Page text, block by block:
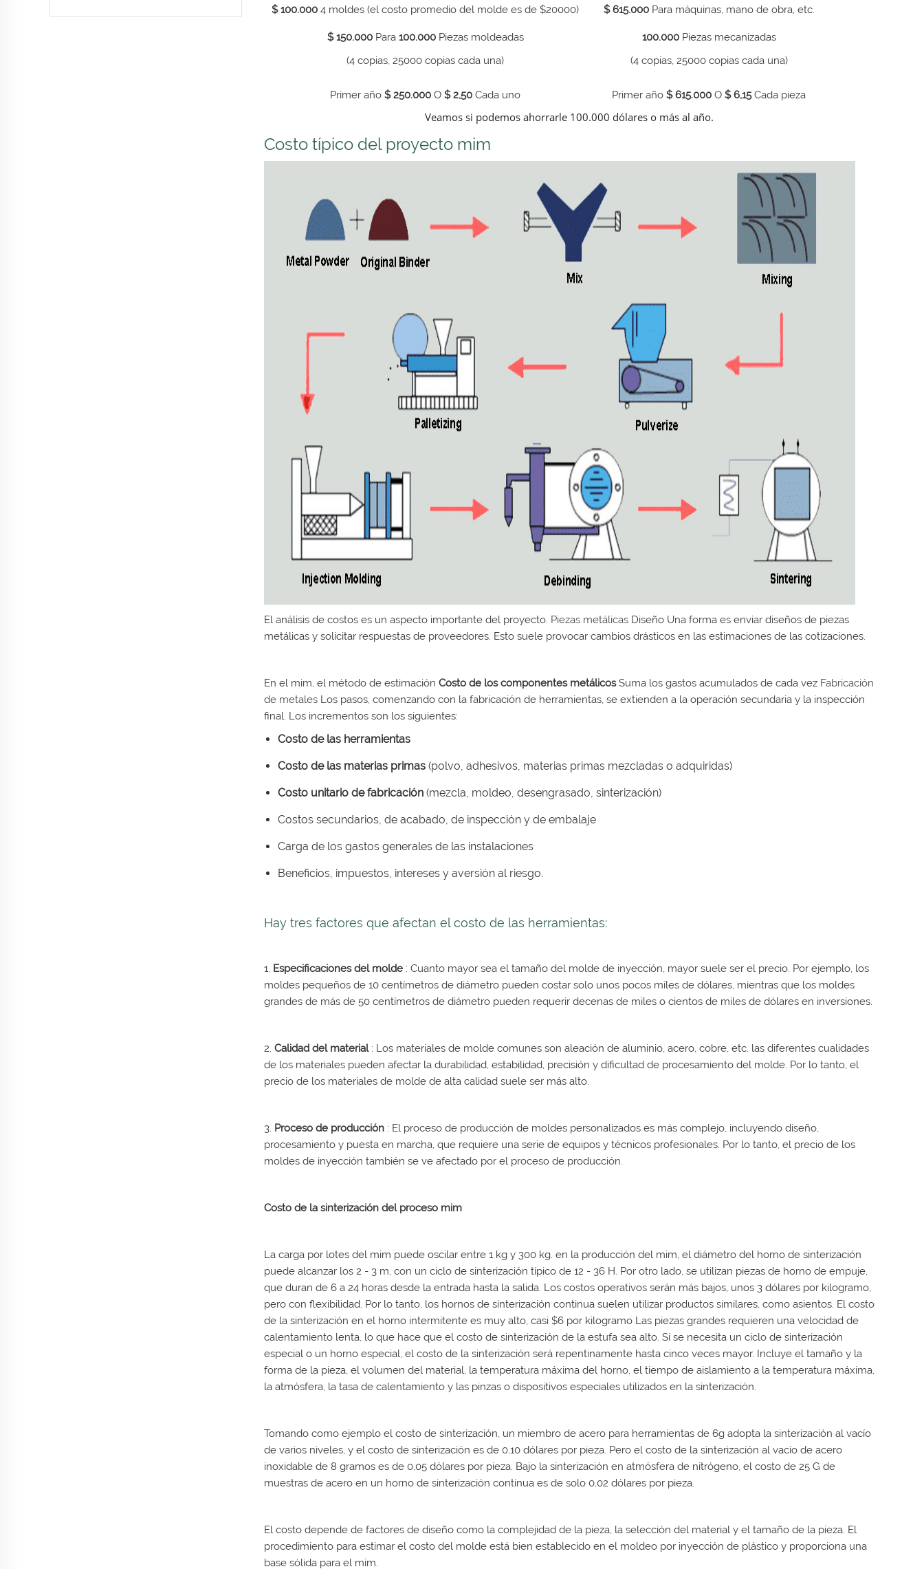
$ 100.000 4 moldes (el costo promedio del molde es de $20000) $ 615.000 Para máquinas, mano de obra, etc.
$ 150.000 Para 100.000 Piezas moldeadas
(4 copias, 25000 copias cada una)
100.000 Piezas mecanizadas
(4 copias, 25000 copias cada una)
Primer año $ 250.000 O $ 2,50 Cada uno Primer año $ 615.000 O $ 6,15Cada pieza
Veamos si podemos ahorrarle 100.000 dólares o más al año.
Costo típico del proyecto mim
El análisis de costos es un aspecto importante del proyecto. Piezas metálicas Diseño Una forma es enviar diseños de piezas
metálicas y solicitar respuestas de proveedores. Esto suele provocar cambios drásticos en las estimaciones de las cotizaciones.
En el mim, el método de estimación Costo de los componentes metálicosSuma los gastos acumulados de cada vez Fabricación
de metales Los pasos, comenzando con la fabricación de herramientas, se extienden a la operación secundaria y la inspección
final. Los incrementos son los siguientes:
Costo de las herramientas
Costo de las materias primas (polvo, adhesivos, materias primas mezcladas o adquiridas)
Costo unitario de fabricación (mezcla, moldeo, desengrasado, sinterización)
Costos secundarios, de acabado, de inspección y de embalaje
Carga de los gastos generales de las instalaciones
Beneficios, impuestos, intereses y aversión al riesgo.
Hay tres factores que afectan el costo de las herramientas:
1. Especificaciones del molde : Cuanto mayor sea el tamaño del molde de inyección, mayor suele ser el precio. Por ejemplo, los
moldes pequeños de 10 centímetros de diámetro pueden costar solo unos pocos miles de dólares, mientras que los moldes
grandes de más de 50 centímetros de diámetro pueden requerir decenas de miles o cientos de miles de dólares en inversiones.
2. Calidad del material : Los materiales de molde comunes son aleación de aluminio, acero, cobre, etc. las diferentes cualidades
de los materiales pueden afectar la durabilidad, estabilidad, precisión y dificultad de procesamiento del molde. Por lo tanto, el
precio de los materiales de molde de alta calidad suele ser más alto.
3. Proceso de producción : El proceso de producción de moldes personalizados es más complejo, incluyendo diseño,
procesamiento y puesta en marcha, que requiere una serie de equipos y técnicos profesionales. Por lo tanto, el precio de los
moldes de inyección también se ve afectado por el proceso de producción.
Costo de la sinterización del proceso mim
La carga por lotes del mim puede oscilar entre 1 kg y 300 kg. en la producción del mim, el diámetro del horno de sinterización
puede alcanzar los 2 - 3 m, con un ciclo de sinterización típico de 12 - 36 H. Por otro lado, se utilizan piezas de horno de empuje,
que duran de 6 a 24 horas desde la entrada hasta la salida. Los costos operativos serán más bajos, unos 3 dólares por kilogramo,
pero con flexibilidad. Por lo tanto, los hornos de sinterización continua suelen utilizar productos similares, como asientos. El costo
de la sinterización en el horno intermitente es muy alto, casi $6 por kilogramo Las piezas grandes requieren una velocidad de
calentamiento lenta, lo que hace que el costo de sinterización de la estufa sea alto. Si se necesita un ciclo de sinterización
especial o un horno especial, el costo de la sinterización será repentinamente hasta cinco veces mayor. Incluye el tamaño y la
forma de la pieza, el volumen del material, la temperatura máxima del horno, el tiempo de aislamiento a la temperatura máxima,
la atmósfera, la tasa de calentamiento y las pinzas o dispositivos especiales utilizados en la sinterización.
Tomando como ejemplo el costo de sinterización, un miembro de acero para herramientas de 6g adopta la sinterización al vacío
de varios niveles, y el costo de sinterización es de 0,10 dólares por pieza. Pero el costo de la sinterización al vacío de acero
inoxidable de 8 gramos es de 0,05 dólares por pieza. Bajo la sinterización en atmósfera de nitrógeno, el costo de 25 G de
muestras de acero en un horno de sinterización continua es de solo 0,02 dólares por pieza.
El costo depende de factores de diseño como la complejidad de la pieza, la selección del material y el tamaño de la pieza. El
procedimiento para estimar el costo del molde está bien establecido en el moldeo por inyección de plástico y proporciona una
base sólida para el mim.